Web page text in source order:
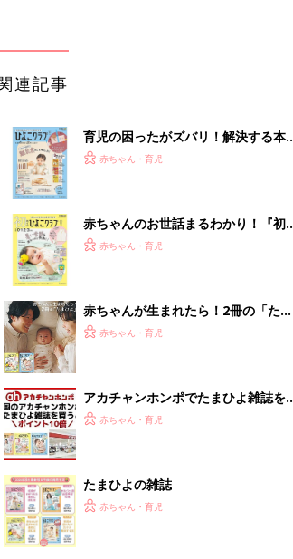
める安定の4輪EV
PR（BLAZE）
離乳食はいつから？進め方は？「たまひよ きほんの離